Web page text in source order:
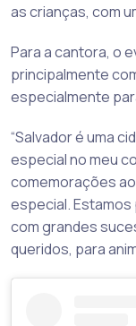
as crianças, com
Para a cantora, o
principalmente
especialmente
“Salvador é uma
especial no meu
comemorações
especial.
com grandes
queridos, para